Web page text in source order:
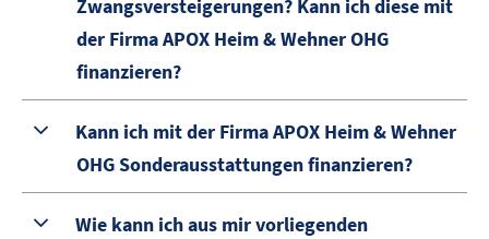
Zwangsversteigerungen? Kann ich diese mit
der Firma APOX Heim & Wehner OHG
finanzieren?
Kann ich mit der Firma APOX Heim & Wehner
OHG Sonderausstattungen finanzieren?
Wie kann ich aus mir vorliegenden